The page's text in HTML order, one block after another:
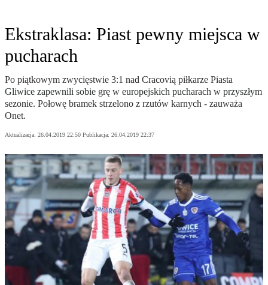
Ekstraklasa: Piast pewny miejsca w
pucharach
Po piątkowym zwycięstwie 3:1 nad Cracovią piłkarze Piasta
Gliwice zapewnili sobie grę w europejskich pucharach w przyszłym
sezonie. Połowę bramek strzelono z rzutów karnych - zauważa
Onet.
Aktualizacja: 26.04.2019 22:50 Publikacja: 26.04.2019 22:37